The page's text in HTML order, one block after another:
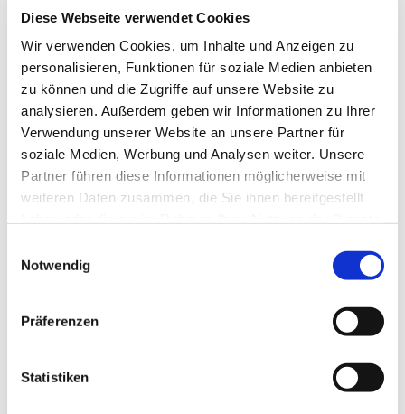
Diese Webseite verwendet Cookies
Wir verwenden Cookies, um Inhalte und Anzeigen zu
personalisieren, Funktionen für soziale Medien anbieten
zu können und die Zugriffe auf unsere Website zu
analysieren. Außerdem geben wir Informationen zu Ihrer
Verwendung unserer Website an unsere Partner für
soziale Medien, Werbung und Analysen weiter. Unsere
Partner führen diese Informationen möglicherweise mit
weiteren Daten zusammen, die Sie ihnen bereitgestellt
Notwendig
Präferenzen
Statistiken
Lesehore
und die Laudes
. Dazu hören wir das
stiller Meditation.
ZumMitbetenempfehlen wirstundengebet.de
das auch als kostenloseAndroid- undiOS-App
zur Verfügung steht.